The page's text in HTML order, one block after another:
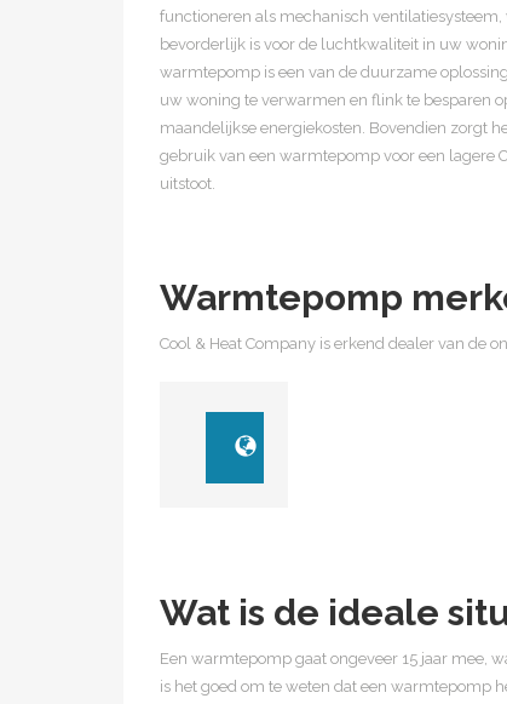
functioneren als mechanisch ventilatiesysteem,
bevorderlijk is voor de luchtkwaliteit in uw
warmtepomp is een van de duurzame
uw woning te verwarmen en flink te besparen
maandelijkse energiekosten. Bovendien zorgt
gebruik van een warmtepomp voor een lagere
uitstoot.
Warmtepomp
Cool & Heat Company is erkend dealer van de
Wat is de ideale
Een warmtepomp gaat ongeveer 15 jaar mee,
is het goed om te weten dat een warmtepomp